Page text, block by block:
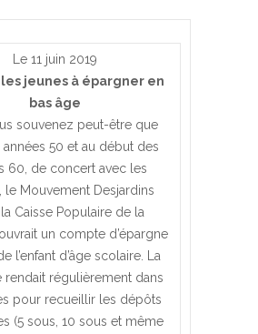
Le 11 juin 2019
jeunes à épargner en
bas âge
souvenez peut-être que
années 50 et au début des
60, de concert avec les
le Mouvement Desjardins
Caisse Populaire de la
un compte d’épargne
l’enfant d’âge scolaire. La
rendait régulièrement dans
pour recueillir les dépôts
(5 sous, 10 sous et même